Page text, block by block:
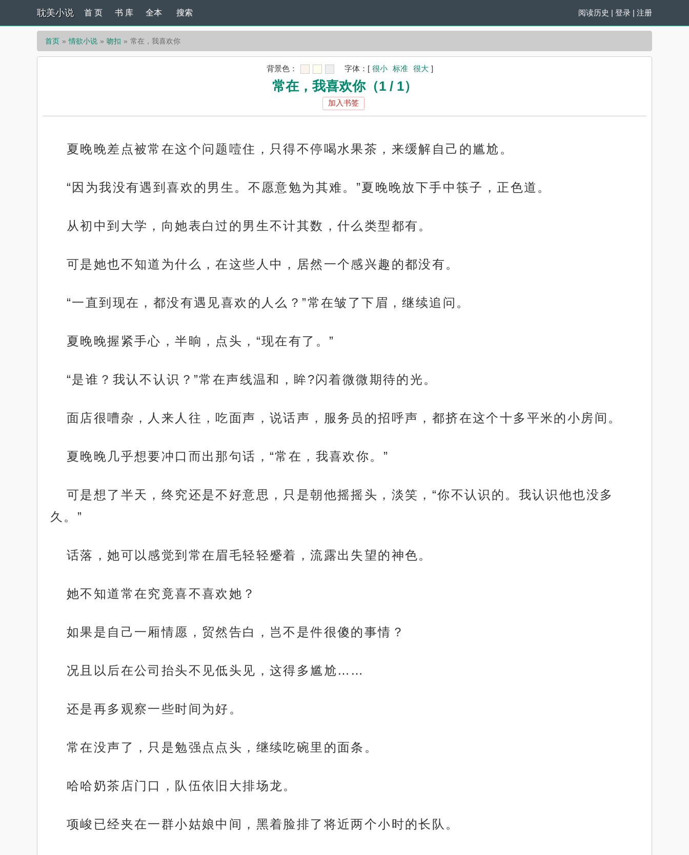
耽美小说 阅读历史 | 登录 | 注册
首 页 书 库 全本 搜索
首页 情欲小说 吻扣 常在，我喜欢你
背景色： 字体： [ 很小 标准 很大 ]
常在，我喜欢你（1 / 1）
加入书签
夏晚晚差点被常在这个问题噎住，只得不停喝水果茶，来缓解自己的尴尬。
“因为我没有遇到喜欢的男生。不愿意勉为其难。”夏晚晚放下手中筷子，正色道。
从初中到大学，向她表白过的男生不计其数，什么类型都有。
可是她也不知道为什么，在这些人中，居然一个感兴趣的都没有。
“一直到现在，都没有遇见喜欢的人么？”常在皱了下眉，继续追问。
夏晚晚握紧手心，半晌，点头，“现在有了。”
“是谁？我认不认识？”常在声线温和，眸?闪着微微期待的光。
面店很嘈杂，人来人往，吃面声，说话声，服务员的招呼声，都挤在这个十多平米的小房间。
夏晚晚几乎想要冲口而出那句话，“常在，我喜欢你。”
可是想了半天，终究还是不好意思，只是朝他摇摇头，淡笑，“你不认识的。我认识他也没多
久。”
话落，她可以感觉到常在眉毛轻轻蹙着，流露出失望的神色。
她不知道常在究竟喜不喜欢她？
如果是自己一厢情愿，贸然告白，岂不是件很傻的事情？
况且以后在公司抬头不见低头见，这得多尴尬……
还是再多观察一些时间为好。
常在没声了，只是勉强点点头，继续吃碗里的面条。
哈哈奶茶店门口，队伍依旧大排场龙。
项峻已经夹在一群小姑娘中间，黑着脸排了将近两个小时的长队。